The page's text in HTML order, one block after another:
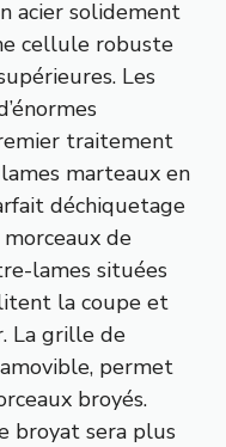
acier solidement
cellule robuste
Les
traitement
marteaux en
déchiquetage
de
lames situées
la coupe et
La grille de
permet
broyés.
broyat sera plus